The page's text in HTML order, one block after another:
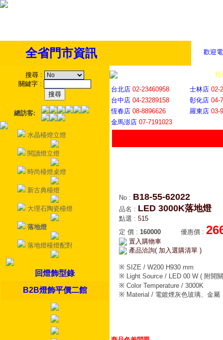
歡迎
全省門市資訊
搜尋 :
關鍵字 :
總訪客:
水晶檯燈立燈
閱讀燈立燈
時尚檯燈桌燈
新古典檯燈
大理石陶瓷檯燈
落地燈
落地燈檯燈配對
回燈飾型錄
B2B燈飾平價二館
社
台北店 02-23460958 士林店 02-
台中店 04-23289158 彰化店 04-
恆春店 08-8896626 羅東店 03-
金馬澎店 07-7191023
No : B18-55-62022
品名 : LED 3000K落地燈
點選 : 515
定 價 : 160000 優惠價 :
置入購物車
產品洽詢( 加入選購清單 )
※ SIZE / W200 H930 mm
※ Light Source / LED 00 W ( 附開
※ Color Temperature / 3000K
※ Material / 電鍍煙灰色玻璃、金屬